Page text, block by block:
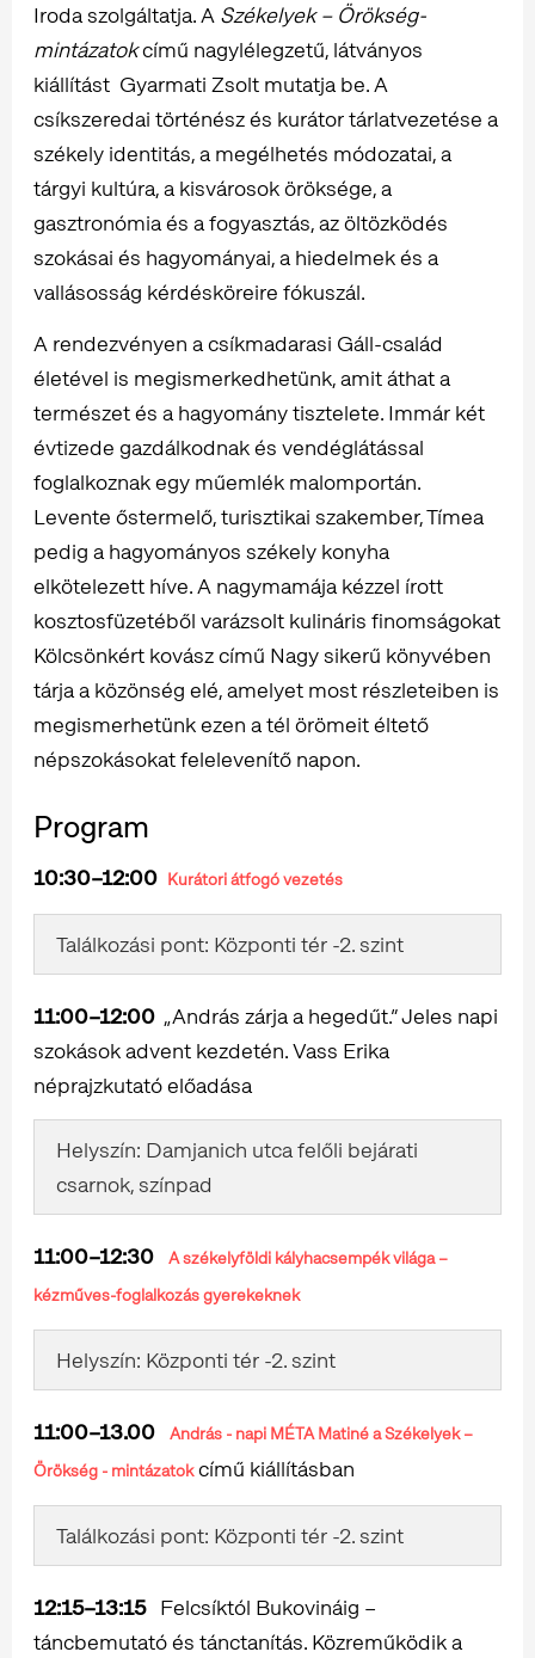
Iroda szolgáltatja. A Székelyek – Örökség-
mintázatokcímű nagylélegzetű, látványos
kiállítást Gyarmati Zsolt mutatja be. A
csíkszeredai történész és kurátor tárlatvezetése a
székely identitás, a megélhetés módozatai, a
tárgyi kultúra, a kisvárosok öröksége, a
gasztronómia és a fogyasztás, az öltözködés
szokásai és hagyományai, a hiedelmek és a
vallásosság kérdésköreire fókuszál.
A rendezvényen a csíkmadarasi Gáll-család
életével is megismerkedhetünk, amit áthat a
természet és a hagyomány tisztelete. Immár két
évtizede gazdálkodnak és vendéglátással
foglalkoznak egy műemlék malomportán.
Levente őstermelő, turisztikai szakember, Tímea
pedig a hagyományos székely konyha
elkötelezett híve. A nagymamája kézzel írott
kosztosfüzetéből varázsolt kulináris finomságokat
Kölcsönkért kovász című Nagy sikerű könyvében
tárja a közönség elé, amelyet most részleteiben is
megismerhetünk ezen a tél örömeit éltető
népszokásokat felelevenítő napon.
Program
10:30–12:00 Kurátori átfogó vezetés
Találkozási pont: Központi tér -2. szint
11:00–12:00 „András zárja a hegedűt.” Jeles napi
szokások advent kezdetén. Vass Erika
néprajzkutató előadása
Helyszín: Damjanich utca felőli bejárati
csarnok, színpad
11:00–12:30
A székelyföldi kályhacsempék világa –
kézműves-foglalkozás gyerekeknek
Helyszín: Központi tér -2. szint
11:00–13.00
András - napi MÉTA Matiné a Székelyek –
Örökség - mintázatokcímű kiállításban
Találkozási pont: Központi tér -2. szint
12:15–13:15Felcsíktól Bukovináig –
táncbemutató és tánctanítás. Közreműködik a